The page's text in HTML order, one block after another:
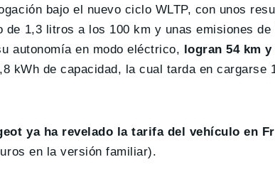
bajo el nuevo ciclo WLTP, con unos
1,3 litros a los 100 km y unas emisiones
autonomía en modo eléctrico, logran 54 km
kWh de capacidad, la cual tarda en cargarse
ya ha revelado la tarifa del vehículo en
en la versión familiar).